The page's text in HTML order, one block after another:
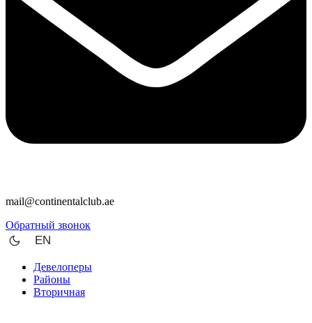
mail@continentalclub.ae
Обратный звонок
EN
Девелоперы
Районы
Вторичная